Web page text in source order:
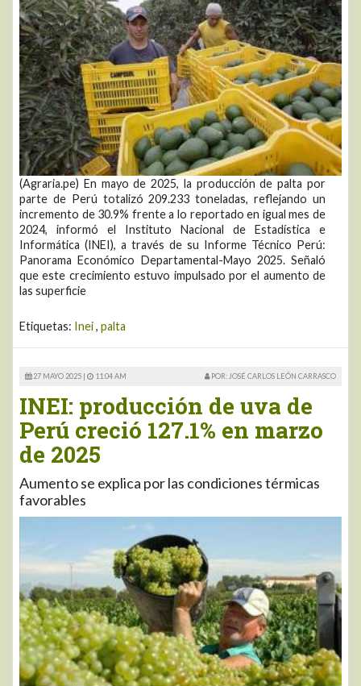
(Agraria.pe) En mayo de 2025, la producción de palta por
parte de Perú totalizó 209.233 toneladas, reflejando un
incremento de 30.9% frente a lo reportado en igual mes de
2024, informó el Instituto Nacional de Estadística e
Informática (INEI), a través de su Informe Técnico Perú:
Panorama Económico Departamental-Mayo 2025. Señaló
que este crecimiento estuvo impulsado por el aumento de
las superficie
Etiquetas: Inei, palta
27 MAYO 2025 | 11:04 AM POR: JOSÉ CARLOS LEÓN CARRASCO
INEI: producción de uva de
Perú creció 127.1% en marzo
de 2025
Aumento se explica por las condiciones térmicas
favorables